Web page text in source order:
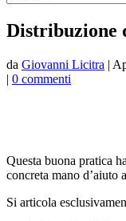
Distribuzione
da Giovanni Licitra |
| 0 commenti
Questa buona pratica
concreta mano d’aiuto
Si articola